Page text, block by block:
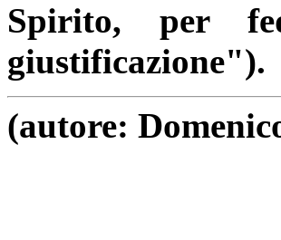
Spirito, per
giustificazione").
(autore: